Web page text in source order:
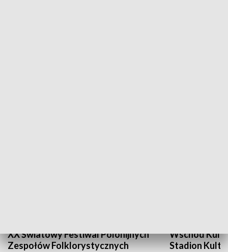
XX Światowy Festiwal Polonijnych
Zespołów Folklorystycznych
Wschód
Stadion